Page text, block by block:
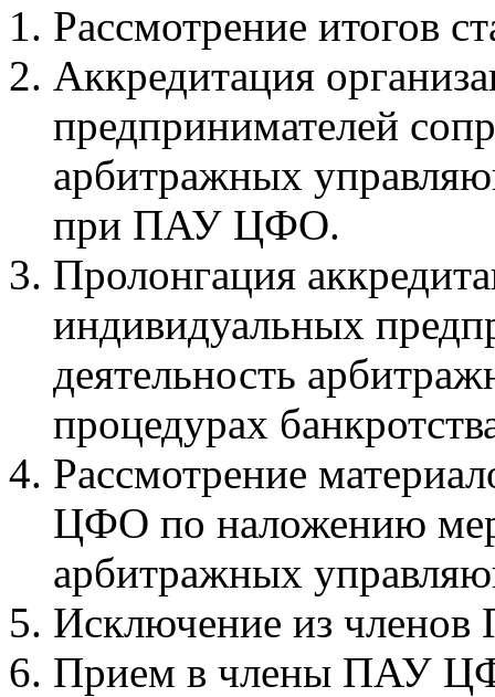
Рассмотрение итогов
Аккредитация
предпринимателей
арбитражных
при ПАУ ЦФО.
Пролонгация
индивидуальных
деятельность
процедурах
Рассмотрение
ЦФО по наложению мер
арбитражных
Исключение из
Прием в члены ПАУ